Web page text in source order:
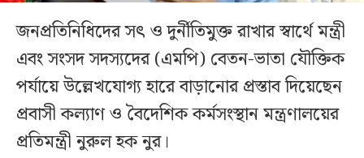
জনপ্রতিনিধিদের সৎ ও দুর্নীতিমুক্ত রাখার স্বার্থে মন্ত্রী
এবং সংসদ সদস্যদের (এমপি) বেতন-ভাতা যৌক্তিক
পর্যায়ে উল্লেখযোগ্য হারে বাড়ানোর প্রস্তাব দিয়েছেন
প্রবাসী কল্যাণ ও বৈদেশিক কর্মসংস্থান মন্ত্রণালয়ের
প্রতিমন্ত্রী নুরুল হক নুর।